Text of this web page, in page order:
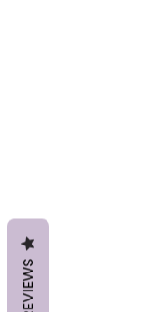
REVIEWS